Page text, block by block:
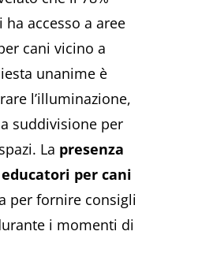
accesso a aree
cani vicino a
unanime è
l’illuminazione,
suddivisione per
La presenza
per cani
per fornire consigli
i momenti di